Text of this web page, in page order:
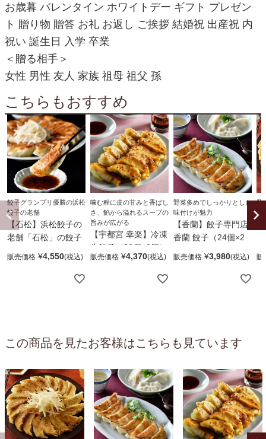
お歳暮 バレンタイン ホワイトデー ギフト プレゼン
ト 贈り物 贈答 お礼 お返し ご挨拶 結婚祝 出産祝 内
祝い 誕生日 入学 卒業
＜贈る相手＞
女性 男性 友人 家族 祖母 祖父 孫
こちらもおすすめ
餃子グランプリ優勝の浜松
餃子の老舗
【石松】浜松餃子の
老舗「石松」の餃子
販売価格 ¥4,550
噛む程に皮の甘みと香ばし
さ、餡から溢れるスープの
旨みが広がる
【宇都宮 幸楽】冷凍
生餃子（30個×2箱）
販売価格 ¥4,370
野菜多めでしっかりとした
味付けが魅力
【香蘭】餃子専門店
香蘭 餃子（24個×2
販売価格 ¥3,980
豚
濃
販
この商品を見たお客様はこちらも見ています